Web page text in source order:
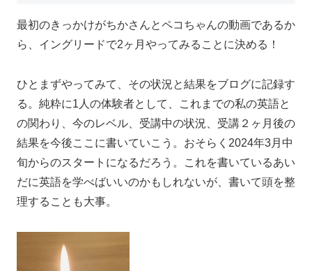
最初のきっかけがちかさんとペコちゃんの動画であるか
ら、イングリードで2ヶ月やってみることに決める！
ひとまずやってみて、その状況と結果をブログに記録す
る。純粋に1人の体験者として、これまでの私の英語と
の関わり、今のレベル、受講中の状況、受講２ヶ月後の
結果を今後ここに書いていこう。おそらく2024年3月中
旬からのスタートになるだろう。これを書いているあい
だに英語を学べばいいのかもしれないが、書いて頭を整
理することも大事。